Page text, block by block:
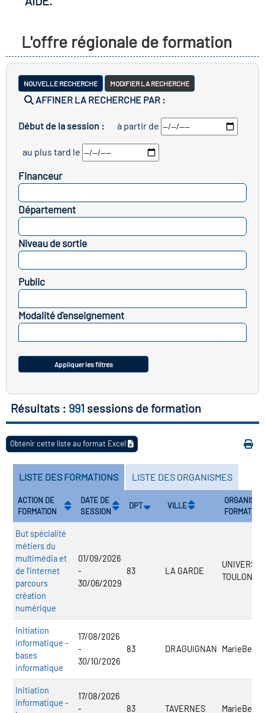
les métiers
clés métiers et
lieu d'information ou
de l'Economie
Solidaire (ESS)
du secteur sanitaire
de l'Industrie
emploi-formation
des transitions
de construction)
des secteurs(en
L'offre régionale de formation
NOUVELLE RECHERCHE MODIFIER LA RECHERCHE
AFFINER LA RECHERCHE PAR :
Début de la session : à partir de
au plus tard le
Financeur
Département
Niveau de sortie
Public
Modalité d'enseignement
Appliquer les filtres
Résultats : 991 sessions de formation
Obtenir cette liste au format Excel
LISTE DES FORMATIONS LISTE DES ORGANISMES
ACTION DE
FORMATION
DATE DE
SESSION
DPT VILLE
ORGANISME
FORMATEUR
But spécialité
métiers du
multimédia et
de l'internet
parcours
création
numérique
01/09/2026
-
30/06/2029
83 LA GARDE
TOULON
Initiation
informatique -
bases
informatique
17/08/2026
-
30/10/2026
83 DRAGUIGNAN
Initiation
informatique -
17/08/2026
-
83 TAVERNES